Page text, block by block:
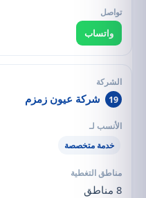
واتساب
19 شركة عيون زمزم
خدمة متخصصة
8 مناطق